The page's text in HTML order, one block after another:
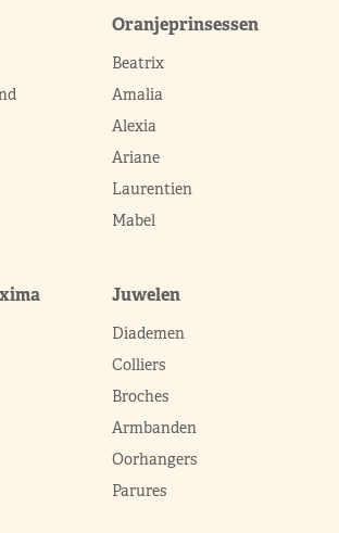
Oranjeprinsessen
Beatrix
Amalia
Alexia
Ariane
Laurentien
Mabel
Juwelen
Diademen
Colliers
Broches
Armbanden
Oorhangers
Parures